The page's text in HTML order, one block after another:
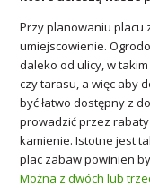
Przy planowaniu placu
umiejscowienie.
daleko od ulicy, w
czy tarasu, a więc aby
być łatwo dostępny z
prowadzić przez
kamienie. Istotne jest
plac zabaw powinien
Można z dwóch lub